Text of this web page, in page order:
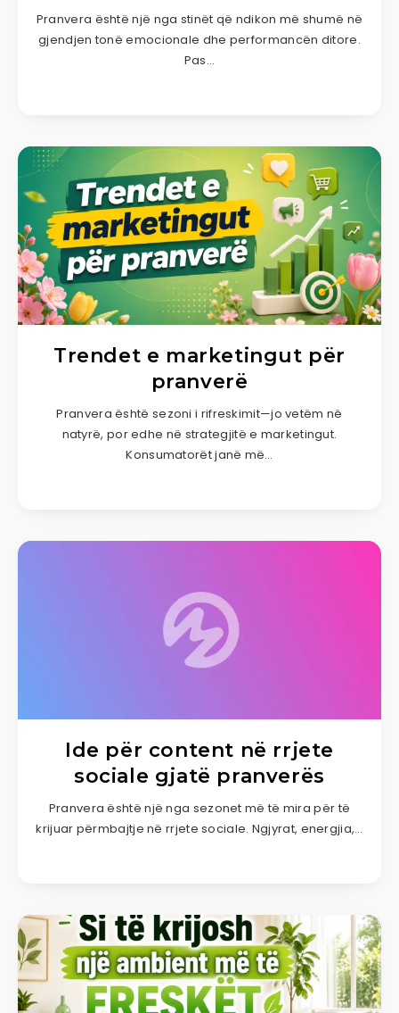
Pranvera është një nga stinët që ndikon më shumë në
gjendjen tonë emocionale dhe performancën ditore.
Pas…
Trendet e marketingut për
pranverë
Pranvera është sezoni i rifreskimit—jo vetëm në
natyrë, por edhe në strategjitë e marketingut.
Konsumatorët janë më…
Ide për content në rrjete
sociale gjatë pranverës
Pranvera është një nga sezonet më të mira për të
krijuar përmbajtje në rrjete sociale. Ngjyrat, energjia,…